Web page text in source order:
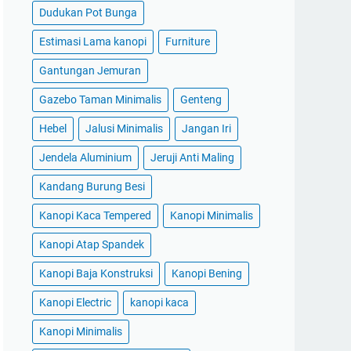
Dudukan Pot Bunga
Estimasi Lama kanopi Furniture
Gantungan Jemuran
Gazebo Taman Minimalis Genteng
Hebel Jalusi Minimalis Jangan Iri
Jendela Aluminium Jeruji Anti Maling
Kandang Burung Besi
Kanopi Kaca Tempered Kanopi Minimalis
Kanopi Atap Spandek
Kanopi Baja Konstruksi Kanopi Bening
Kanopi Electric kanopi kaca
Kanopi Minimalis